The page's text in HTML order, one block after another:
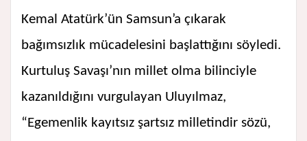
Kemal Atatürk’ün Samsun’a çıkarak
bağımsızlık mücadelesini başlattığını söyledi.
Kurtuluş Savaşı’nın millet olma bilinciyle
kazanıldığını vurgulayan Uluyılmaz,
“Egemenlik kayıtsız şartsız milletindir sözü,